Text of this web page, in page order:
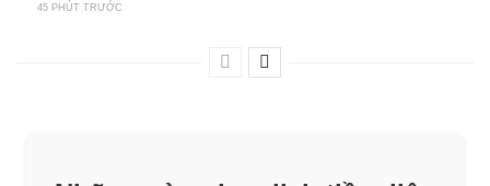
45 PHÚT TRƯỚC